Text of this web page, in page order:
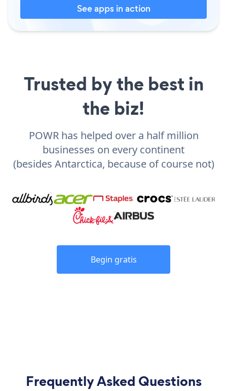
See apps in action
Trusted by the best in
the biz!
POWR has helped over a half million
businesses on every continent
(besides Antarctica, because of course not)
Begin gratis
Frequently Asked Questions